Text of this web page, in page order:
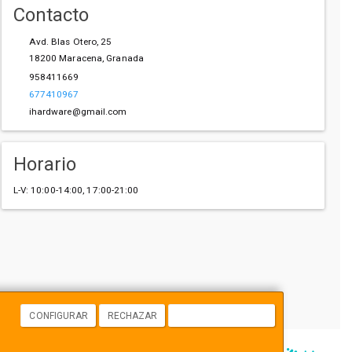
CONFIGURAR RECHAZAR
Contacto
Avd. Blas Otero, 25
18200 Maracena, Granada
958411669
677410967
ihardware@gmail.com
Horario
L-V: 10:00-14:00, 17:00-21:00